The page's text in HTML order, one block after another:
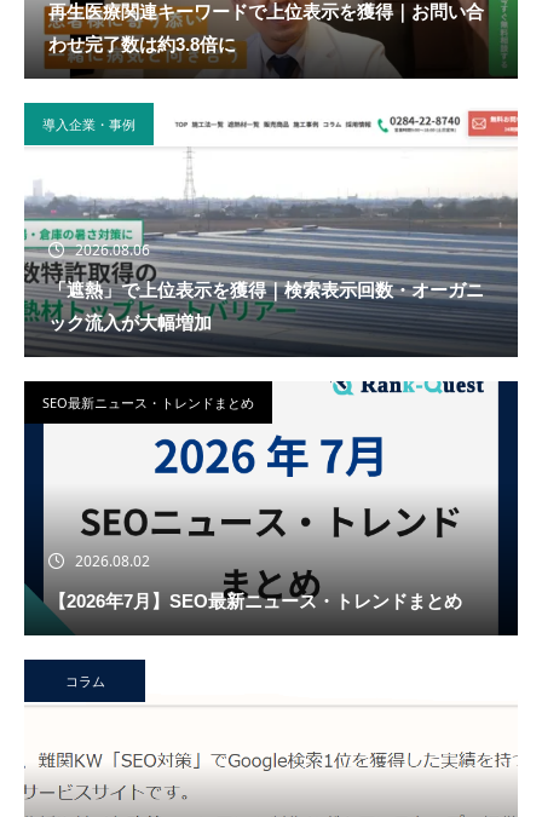
再生医療関連キーワードで上位表示を獲得｜お問い合
わせ完了数は約3.8倍に
導入企業・事例
2026.08.06
「遮熱」で上位表示を獲得｜検索表示回数・オーガニ
ック流入が大幅増加
SEO最新ニュース・トレンドまとめ
2026.08.02
【2026年7月】SEO最新ニュース・トレンドまとめ
コラム